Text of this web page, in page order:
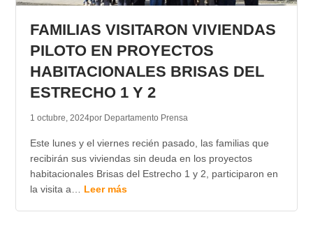
FAMILIAS VISITARON VIVIENDAS
PILOTO EN PROYECTOS
HABITACIONALES BRISAS DEL
ESTRECHO 1 Y 2
1 octubre, 2024por Departamento Prensa
Este lunes y el viernes recién pasado, las familias que
recibirán sus viviendas sin deuda en los proyectos
habitacionales Brisas del Estrecho 1 y 2, participaron en
la visita a… Leer más